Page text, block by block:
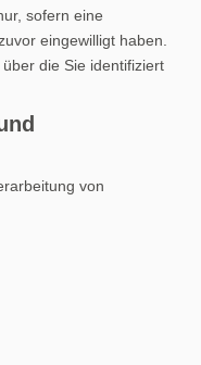
sofern eine
eingewilligt haben.
die Sie identifiziert
von